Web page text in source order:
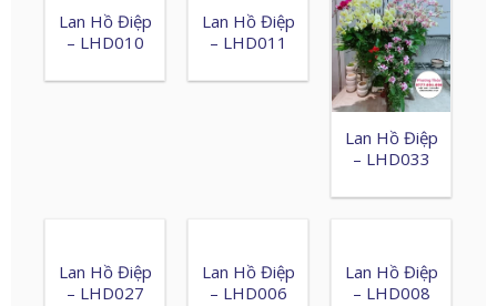
Lan Hồ Điệp
– LHD010
Lan Hồ Điệp
– LHD011
Lan Hồ Điệp
– LHD033
Lan Hồ Điệp
– LHD027
Lan Hồ Điệp
– LHD006
Lan Hồ Điệp
– LHD008